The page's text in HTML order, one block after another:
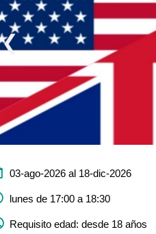
❮
03-ago-2026 al 18-dic-2026
lunes de 17:00 a 18:30
Requisito edad: desde 18 años